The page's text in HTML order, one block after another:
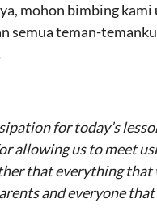
mohon bimbing
semua teman-
for today’s
allowing us to meet
that everything
and everyone